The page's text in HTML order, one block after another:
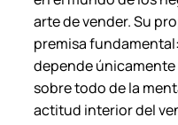
.
c
a
n
t
arte de vender. Su
premisa
depende
sobre todo de la
actitud interior del